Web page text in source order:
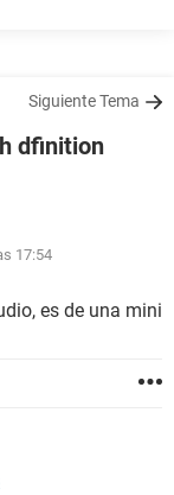
Siguiente Tema
dfinition
17:54
es de una mini